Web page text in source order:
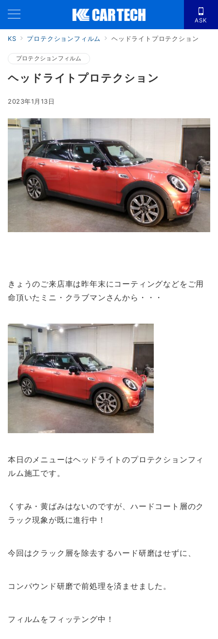
ASK
KS プロテクションフィルム ヘッドライトプロテクション
プロテクションフィルム
ヘッドライトプロテクション
2023年1月13日
きょうのご来店車は昨年末にコーティングなどをご用
命頂いたミニ・クラブマンさんから・・・
本日のメニューはヘッドライトのプロテクションフィ
ルム施工です。
くすみ・黄ばみはないのですが、ハードコート層のク
ラック現象が既に進行中！
今回はクラック層を除去するハード研磨はせずに、
コンパウンド研磨で前処理を済ませました。
フィルムをフィッテング中！